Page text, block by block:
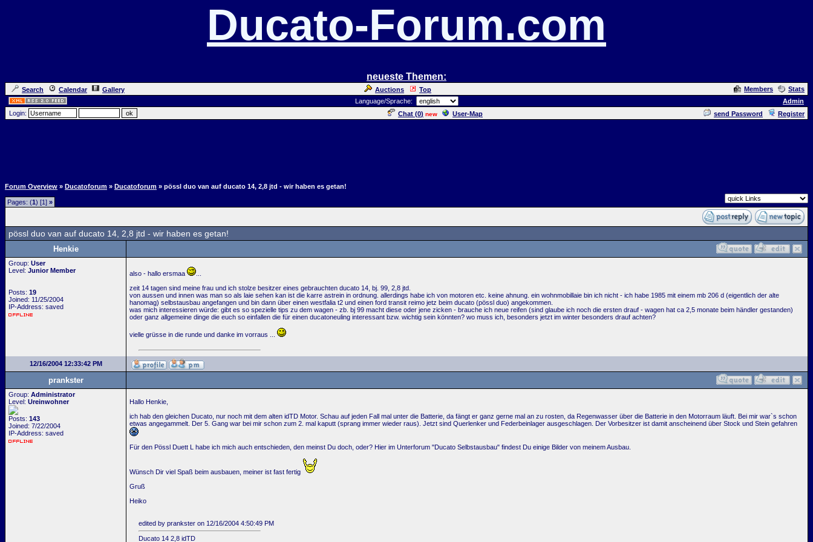
Ducato-Forum.com
neueste Themen:
Search Calendar Gallery Auctions Top Members
Stats
Language/Sprache:
Admin
Login:
Chat (0) new User-Map send Password Register
Forum Overview » Ducatoforum » Ducatoforum » pössl duo van auf ducato 14, 2,8 jtd - wir haben es getan!
Pages: (1) [1] »
pössl duo van auf ducato 14, 2,8 jtd - wir haben es getan!
Henkie
Group: User
Level: Junior Member
Posts: 19
Joined: 11/25/2004
IP-Address: saved
also - hallo ersmaa
zeit 14 tagen sind meine frau und ich stolze besitzer eines gebrauchten ducato 14, bj. 99, 2,8 jtd.
von aussen und innen was man so als laie sehen kan ist die karre astrein in ordnung. allerdings habe ich von motoren etc. keine ahnung. ein wohnmobillaie bin ich nicht - ich habe 1985 mit einem mb 206 d (eigentlich der alte
hanomag) selbstausbau angefangen und bin dann über einen westfalia t2 und einen ford transit reimo jetz beim ducato (pössl duo) angekommen.
was mich interessieren würde: gibt es so spezielle tips zu dem wagen - zb. bj 99 macht diese oder jene zicken - brauche ich neue reifen (sind glaube ich noch die ersten drauf - wagen hat ca 2,5 monate beim händler gestanden)
oder ganz allgemeine dinge die euch so einfallen die für einen ducatoneuling interessant bzw. wichtig sein könnten? wo muss ich, besonders jetzt im winter besonders drauf achten?
vielle grüsse in die runde und danke im vorraus ...
12/16/2004 12:33:42 PM
prankster
Group: Administrator
Level: Ureinwohner
Posts: 143
Joined: 7/22/2004
IP-Address: saved
Hallo Henkie,
ich hab den gleichen Ducato, nur noch mit dem alten idTD Motor. Schau auf jeden Fall mal unter die Batterie, da fängt er ganz gerne mal an zu rosten, da Regenwasser über die Batterie in den Motorraum läuft. Bei mir war`s schon
etwas angegammelt. Der 5. Gang war bei mir schon zum 2. mal kaputt (sprang immer wieder raus). Jetzt sind Querlenker und Federbeinlager ausgeschlagen. Der Vorbesitzer ist damit anscheinend über Stock und Stein gefahren
Für den Pössl Duett L habe ich mich auch entschieden, den meinst Du doch, oder? Hier im Unterforum "Ducato Selbstausbau" findest Du einige Bilder von meinem Ausbau.
Wünsch Dir viel Spaß beim ausbauen, meiner ist fast fertig
Gruß
Heiko
edited by prankster on 12/16/2004 4:50:49 PM
Ducato 14 2,8 idTD